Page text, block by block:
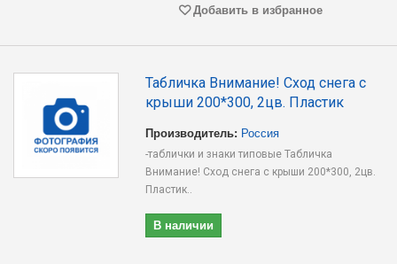
Добавить в избранное
Табличка Внимание! Сход снега с
крыши 200*300, 2цв. Пластик
Производитель: Россия
-таблички и знаки типовые Табличка
Внимание! Сход снега с крыши 200*300, 2цв.
Пластик..
В наличии